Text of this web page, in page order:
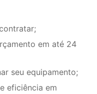
em até 24
seu equipamento;
eficiência em